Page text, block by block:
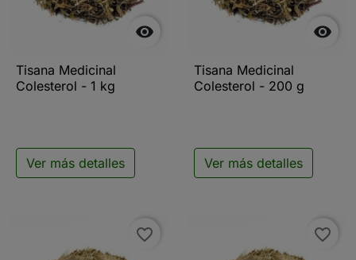

Tisana Medicinal
Colesterol - 1 kg
Ver más detalles

Tisana Medicinal
Colesterol - 200 g
Ver más detalles
favorite_border favorite_border